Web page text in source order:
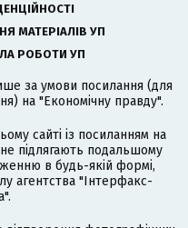
МАТЕРІАЛІВ УП
РОБОТИ УП
за умови посилання (для
на "Економічну правду".
сайті із посиланням на
підлягають подальшому
в будь-якій формі,
агентства "Інтерфакс-